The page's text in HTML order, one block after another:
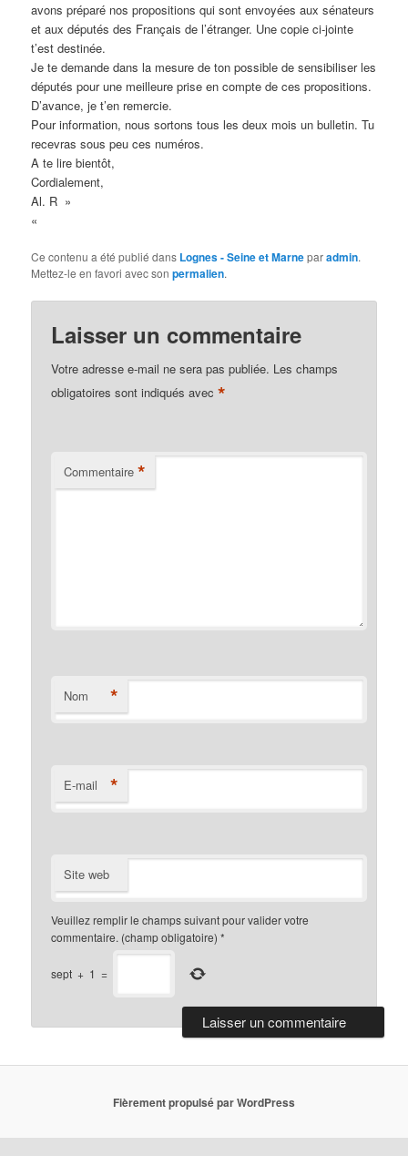
avons préparé nos propositions qui sont envoyées aux sénateurs
et aux députés des Français de l’étranger. Une copie ci-jointe
t’est destinée.
Je te demande dans la mesure de ton possible de sensibiliser les
députés pour une meilleure prise en compte de ces propositions.
D’avance, je t’en remercie.
Pour information, nous sortons tous les deux mois un bulletin. Tu
recevras sous peu ces numéros.
A te lire bientôt,
Cordialement,
Al. R »
«
Ce contenu a été publié dans Lognes - Seine et Marneparadmin.
Mettez-le en favori avec sonpermalien.
Laisser un commentaire
Votre adresse e-mail ne sera pas publiée. Les champs
obligatoires sont indiqués avec*
Commentaire *
Nom *
E-mail *
Site web
Veuillez remplir le champs suivant pour valider votre
commentaire. (champ obligatoire) *
sept + 1 =
Fièrement propulsé par WordPress